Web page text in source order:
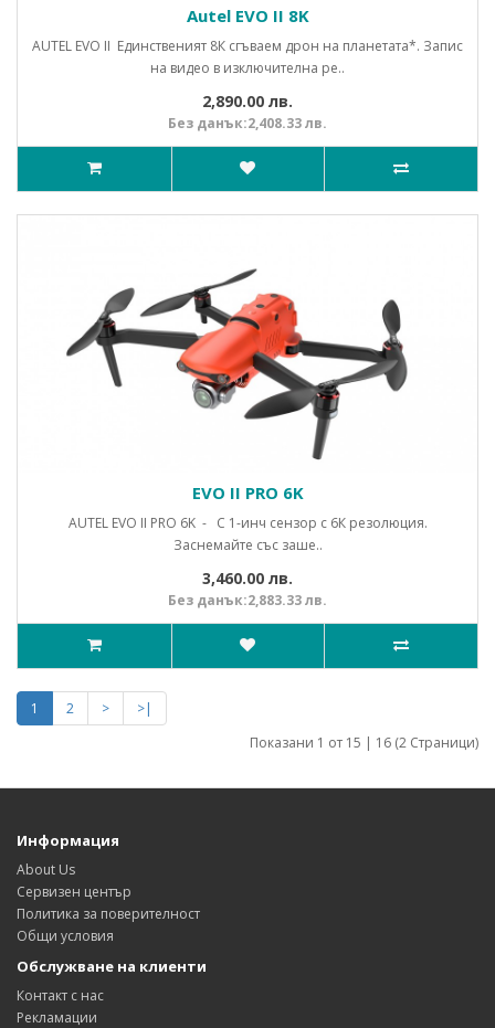
Autel EVO II 8K
AUTEL EVO II Единственият 8К сгъваем дрон на планетата*. Запис
на видео в изключителна ре..
2,890.00 лв.
Без данък:2,408.33 лв.
EVO II PRO 6K
AUTEL EVO II PRO 6K - С 1-инч сензор с 6К резолюция.
Заснемайте със заше..
3,460.00 лв.
Без данък:2,883.33 лв.
1 2 >
>|
Показани 1 от 15 | 16 (2 Страници)
Информация
About Us
Сервизен център
Политика за поверителност
Общи условия
Обслужване на клиенти
Контакт с нас
Рекламации